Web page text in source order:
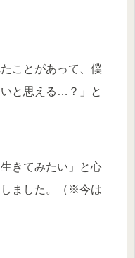
ことがあって、僕
と思える…？」と
きてみたい」と心
ました。（※今は